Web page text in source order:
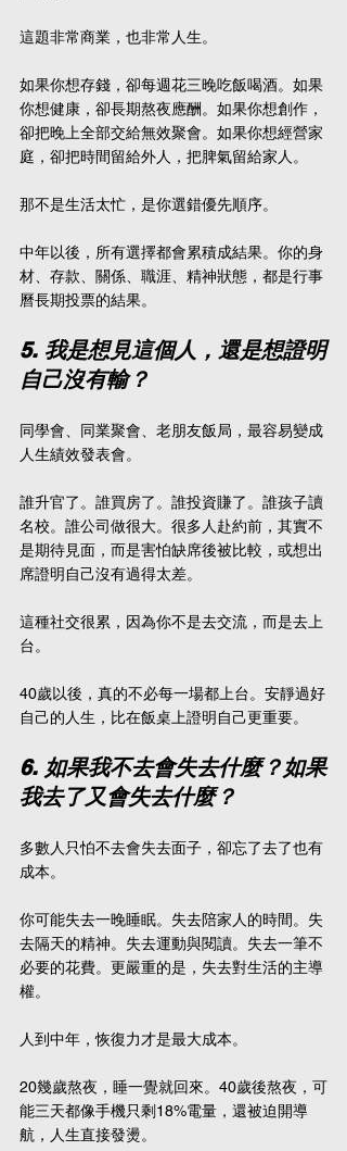
這題非常商業，也非常人生。
如果你想存錢，卻每週花三晚吃飯喝酒。如果
你想健康，卻長期熬夜應酬。如果你想創作，
卻把晚上全部交給無效聚會。如果你想經營家
庭，卻把時間留給外人，把脾氣留給家人。
那不是生活太忙，是你選錯優先順序。
中年以後，所有選擇都會累積成結果。你的身
材、存款、關係、職涯、精神狀態，都是行事
曆長期投票的結果。
5. 我是想見這個人，還是想證明
自己沒有輸？
同學會、同業聚會、老朋友飯局，最容易變成
人生績效發表會。
誰升官了。誰買房了。誰投資賺了。誰孩子讀
名校。誰公司做很大。很多人赴約前，其實不
是期待見面，而是害怕缺席後被比較，或想出
席證明自己沒有過得太差。
這種社交很累，因為你不是去交流，而是去上
台。
40歲以後，真的不必每一場都上台。安靜過好
自己的人生，比在飯桌上證明自己更重要。
6. 如果我不去會失去什麼？如果
我去了又會失去什麼？
多數人只怕不去會失去面子，卻忘了去了也有
成本。
你可能失去一晚睡眠。失去陪家人的時間。失
去隔天的精神。失去運動與閱讀。失去一筆不
必要的花費。更嚴重的是，失去對生活的主導
權。
人到中年，恢復力才是最大成本。
20幾歲熬夜，睡一覺就回來。40歲後熬夜，可
能三天都像手機只剩18%電量，還被迫開導
航，人生直接發燙。